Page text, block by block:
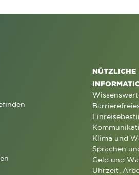
NÜTZLICHE
Klima und
Sprachen
Geld und
Uhrzeit,